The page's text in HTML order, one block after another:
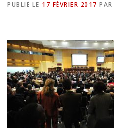
PUBLIÉ LE 17 FÉVRIER 2017 PAR